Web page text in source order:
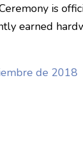
is
earned
de 2018